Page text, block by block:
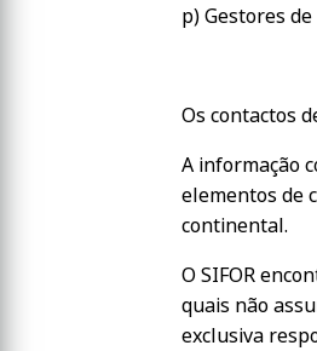
p) Gestores
Os contactos
A informação
elementos de
continental.
O SIFOR
quais não
exclusiva